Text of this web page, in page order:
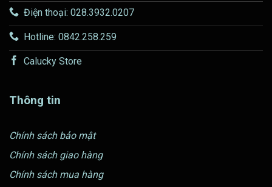
Điện thoại: 028.3932.0207
Hotline: 0842.258.259
Calucky Store
Thông tin
Chính sách bảo mật
Chính sách giao hàng
Chính sách mua hàng